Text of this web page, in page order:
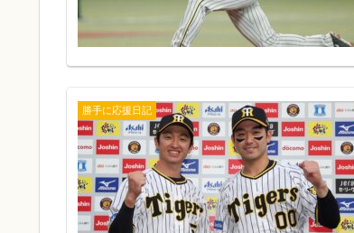
勝手に応援日記